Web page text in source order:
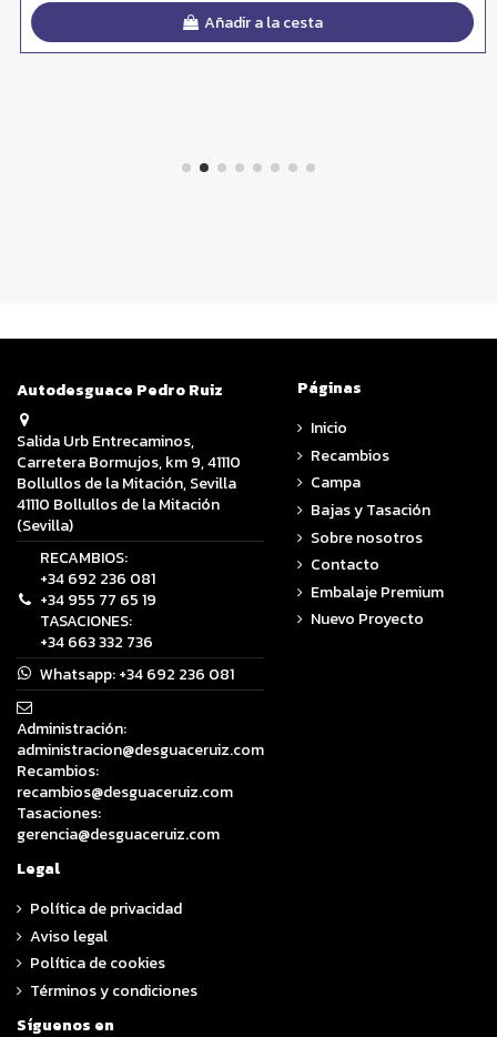
Añadir a la cesta
Autodesguace Pedro Ruiz
Salida Urb Entrecaminos,
Carretera Bormujos, km 9, 41110
Bollullos de la Mitación, Sevilla
41110 Bollullos de la Mitación
(Sevilla)
RECAMBIOS:
+34 692 236 081
+34 955 77 65 19
TASACIONES:
+34 663 332 736
Whatsapp:+34 692 236 081
Administración:
administracion@desguaceruiz.com
Recambios:
recambios@desguaceruiz.com
Tasaciones:
gerencia@desguaceruiz.com
Páginas
Inicio
Recambios
Campa
Bajas y Tasación
Sobre nosotros
Contacto
Embalaje Premium
Nuevo Proyecto
Legal
Política de privacidad
Aviso legal
Política de cookies
Términos y condiciones
Síguenos en